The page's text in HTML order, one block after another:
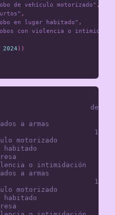
de vehículo motorizado" ,
,
en lugar habitado" ,
con violencia o
2024 ))
a armas
motorizado
habitado
o intimidación
a armas
motorizado
habitado